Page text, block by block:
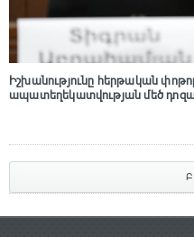
Իշխանությունը հերթական
ապատեղեկատվության մեծ դnզա